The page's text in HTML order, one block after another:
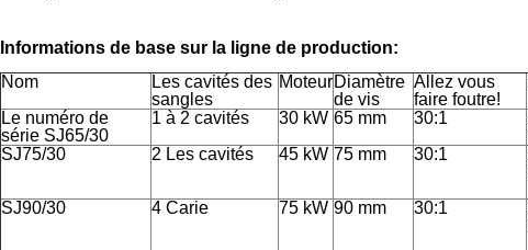
Informations de base sur la ligne de production:
Nom
Les cavités des
sangles
MoteurDiamètre
de vis
Allez vous
faire foutre!
Le numéro de
série SJ65/30
1 à 2 cavités 30 kW 65 mm 30:1
SJ75/30
2 Les cavités 45 kW 75 mm 30:1
SJ90/30
4 Carie 75 kW 90 mm 30:1